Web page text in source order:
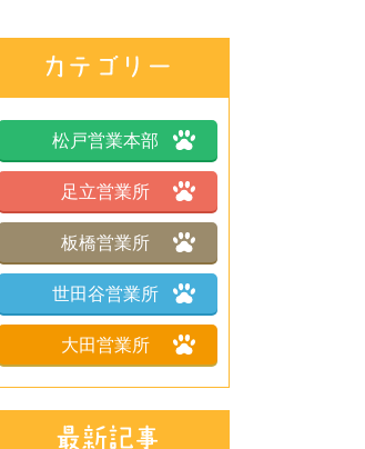
松戸営業本部
足立営業所
板橋営業所
世田谷営業所
大田営業所